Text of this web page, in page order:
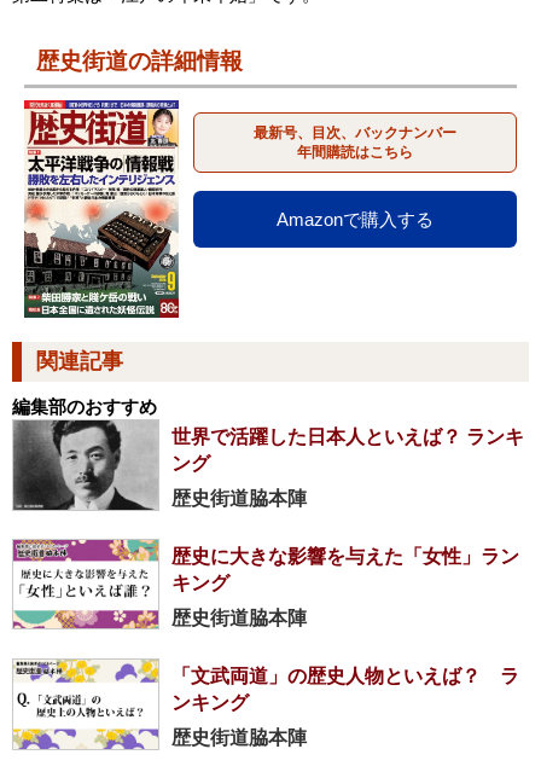
歴史街道の詳細情報
最新号、目次、バックナンバー
年間購読はこちら
Amazonで購入する
関連記事
編集部のおすすめ
世界で活躍した日本人といえば？ ランキ
ング
歴史街道脇本陣
歴史に大きな影響を与えた「女性」ラン
キング
歴史街道脇本陣
「文武両道」の歴史人物といえば？ ラ
ンキング
歴史街道脇本陣